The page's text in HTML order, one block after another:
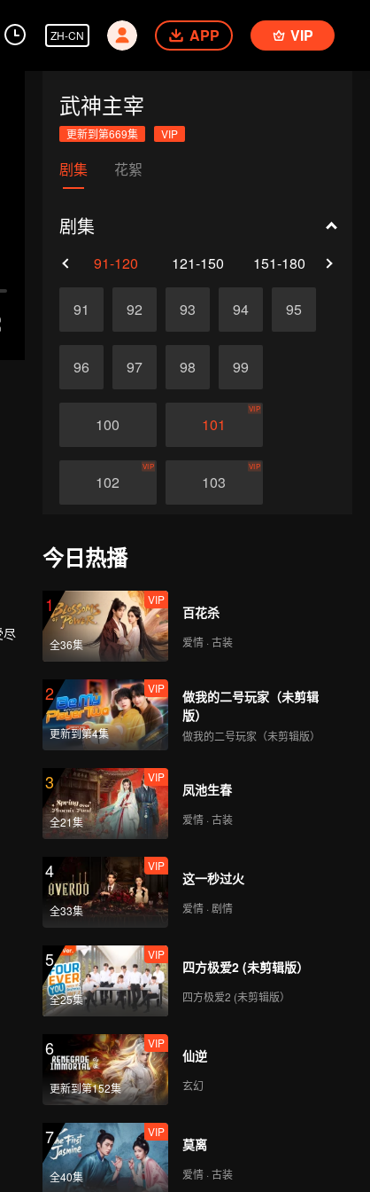
ZH-CN APP VIP
武神主宰
更新到第669集 VIP
剧集 花絮
剧集
91-120 121-150 151-180
91 92 93 94 95
96 97 98 99
100 101
VIP
102
VIP
103
VIP
106
108
VIP
110
VIP VIP
112
114
VIP
115
116
VIP
117
118
VIP
120
VIP
尽
今日热播
1
全36集
VIP
百花杀
爱情 · 古装
2
更新到第4集
VIP
做我的二号玩家（未剪辑
版）
做我的二号玩家（未剪辑版）
3
全21集
VIP
凤池生春
爱情 · 古装
4
全33集
VIP
这一秒过火
爱情 · 剧情
5
全25集
VIP
四方极爱2 (未剪辑版）
四方极爱2 (未剪辑版）
6
更新到第152集
VIP
仙逆
玄幻
7
全40集
VIP
莫离
爱情 · 古装